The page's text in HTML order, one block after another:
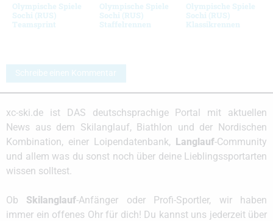
Olympische Spiele
Sochi (RUS)
Teamsprint
Olympische Spiele
Sochi (RUS)
Staffelrennen
Olympische Spiele
Sochi (RUS)
Klassikrennen
Schreibe einen Kommentar
xc-ski.de ist DAS deutschsprachige Portal mit aktuellen
News aus dem Skilanglauf, Biathlon und der Nordischen
Kombination, einer Loipendatenbank, Langlauf-Community
und allem was du sonst noch über deine Lieblingssportarten
wissen solltest.
Ob Skilanglauf-Anfänger oder Profi-Sportler, wir haben
immer ein offenes Ohr für dich! Du kannst uns jederzeit über